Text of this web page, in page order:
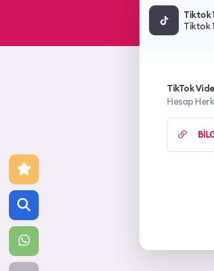
Tiktok
Tiktok
TikTok
Hesap